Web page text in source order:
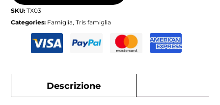
SKU:TX03
Categories: Famiglia,Tris famiglia
Descrizione